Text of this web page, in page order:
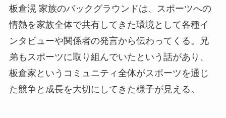
板倉滉 家族のバックグラウンドは、スポーツへの
情熱を家族全体で共有してきた環境として各種イ
ンタビューや関係者の発言から伝わってくる。兄
弟もスポーツに取り組んでいたという話があり、
板倉家というコミュニティ全体がスポーツを通じ
た競争と成長を大切にしてきた様子が見える。